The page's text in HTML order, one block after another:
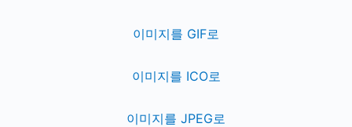
이미지를 GIF로
이미지를 ICO로
이미지를 JPEG로